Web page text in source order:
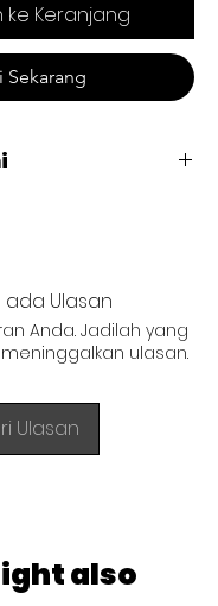
ke Keranjang
Sekarang
ada Ulasan
Anda. Jadilah yang
ulasan.
Ulasan
also